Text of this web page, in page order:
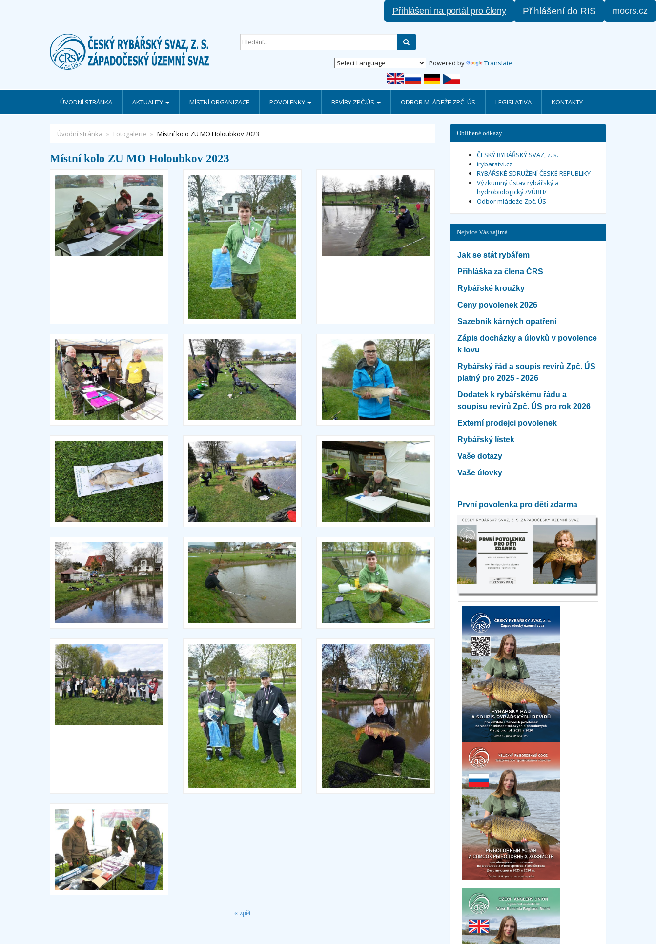
Přihlášení na portál pro členy Přihlášení do RIS mocrs.cz
Powered by Translate
ÚVODNÍ STRÁNKA AKTUALITY MÍSTNÍ ORGANIZACE POVOLENKY REVÍRY ZPČ.ÚS ODBOR MLÁDEŽE ZPČ. ÚS LEGISLATIVA KONTAKTY
Úvodní stránka Fotogalerie Místní kolo ZU MO Holoubkov 2023
Místní kolo ZU MO Holoubkov 2023
« zpět
Oblíbené odkazy
ČESKÝ RYBÁŘSKÝ SVAZ, z. s.
irybarstvi.cz
RYBÁŘSKÉ SDRUŽENÍ ČESKÉ REPUBLIKY
Výzkumný ústav rybářský a
hydrobiologický /VÚRH/
Odbor mládeže Zpč. ÚS
Nejvíce Vás zajímá
Jak se stát rybářem
Přihláška za člena ČRS
Rybářské kroužky
Ceny povolenek 2026
Sazebník kárných opatření
Zápis docházky a úlovků v povolence
k lovu
Rybářský řád a soupis revírů Zpč. ÚS
platný pro 2025 - 2026
Dodatek k rybářskému řádu a
soupisu revírů Zpč. ÚS pro rok 2026
Externí prodejci povolenek
Rybářský lístek
Vaše dotazy
Vaše úlovky
První povolenka pro děti zdarma